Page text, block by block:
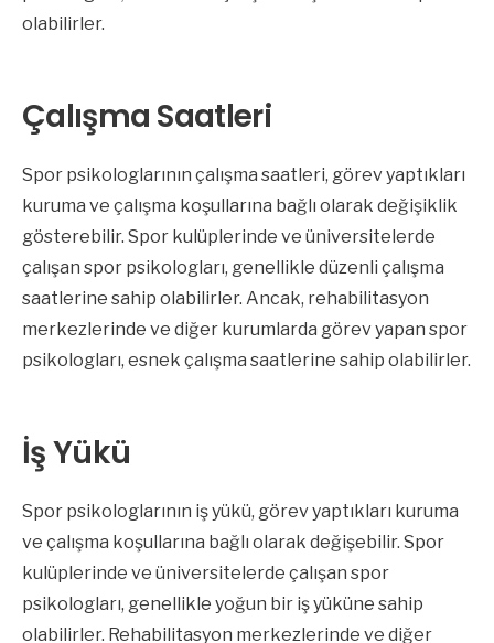
olabilirler.
Çalışma Saatleri
Spor psikologlarının çalışma saatleri, görev yaptıkları
kuruma ve çalışma koşullarına bağlı olarak değişiklik
gösterebilir. Spor kulüplerinde ve üniversitelerde
çalışan spor psikologları, genellikle düzenli çalışma
saatlerine sahip olabilirler. Ancak, rehabilitasyon
merkezlerinde ve diğer kurumlarda görev yapan spor
psikologları, esnek çalışma saatlerine sahip olabilirler.
İş Yükü
Spor psikologlarının iş yükü, görev yaptıkları kuruma
ve çalışma koşullarına bağlı olarak değişebilir. Spor
kulüplerinde ve üniversitelerde çalışan spor
psikologları, genellikle yoğun bir iş yüküne sahip
olabilirler. Rehabilitasyon merkezlerinde ve diğer